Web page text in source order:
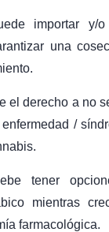
importar y/
una
el derecho a no
/
tener
mientras
farmacológica.